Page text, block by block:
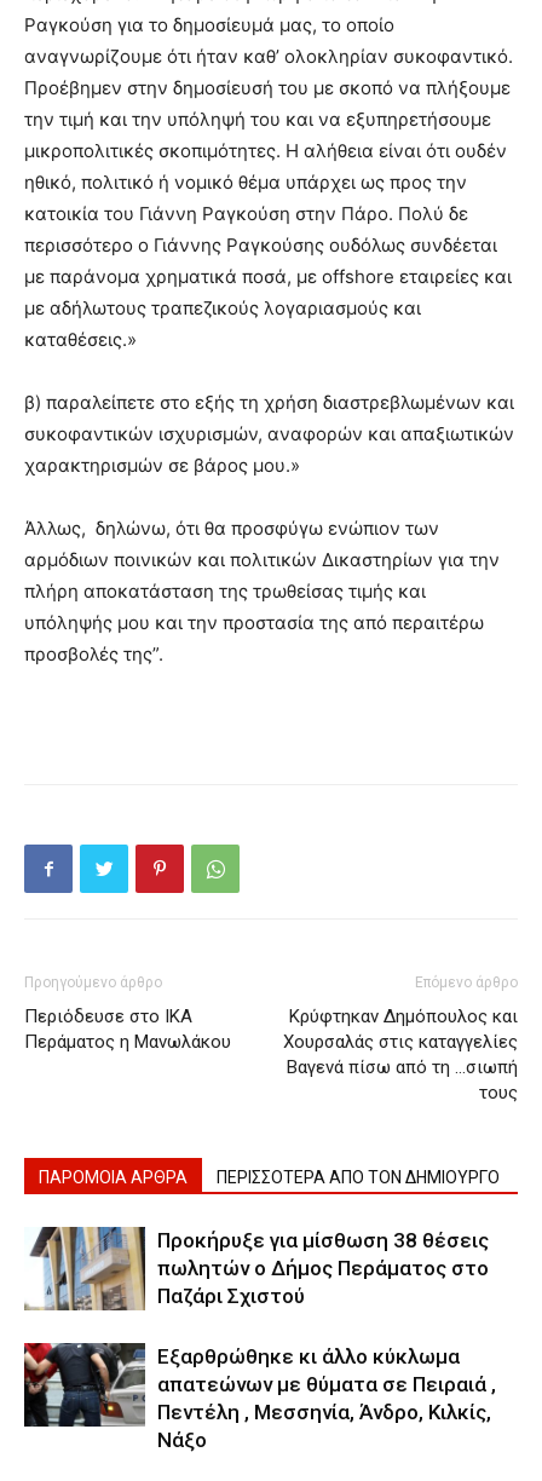
Ραγκούση για το δημοσίευμά μας, το οποίο
αναγνωρίζουμε ότι ήταν καθ’ ολοκληρίαν συκοφαντικό.
Προέβημεν στην δημοσίευσή του με σκοπό να πλήξουμε
την τιμή και την υπόληψή του και να εξυπηρετήσουμε
μικροπολιτικές σκοπιμότητες. Η αλήθεια είναι ότι ουδέν
ηθικό, πολιτικό ή νομικό θέμα υπάρχει ως προς την
κατοικία του Γιάννη Ραγκούση στην Πάρο. Πολύ δε
περισσότερο ο Γιάννης Ραγκούσης ουδόλως συνδέεται
με παράνομα χρηματικά ποσά, με offshore εταιρείες και
με αδήλωτους τραπεζικούς λογαριασμούς και
καταθέσεις.»
β) παραλείπετε στο εξής τη χρήση διαστρεβλωμένων και
συκοφαντικών ισχυρισμών, αναφορών και απαξιωτικών
χαρακτηρισμών σε βάρος μου.»
Άλλως, δηλώνω, ότι θα προσφύγω ενώπιον των
αρμόδιων ποινικών και πολιτικών Δικαστηρίων για την
πλήρη αποκατάσταση της τρωθείσας τιμής και
υπόληψής μου και την προστασία της από περαιτέρω
προσβολές της”.
Προηγούμενο άρθρο
Περιόδευσε στο ΙΚΑ
Περάματος η Μανωλάκου
Επόμενο άρθρο
Κρύφτηκαν Δημόπουλος και
Χουρσαλάς στις καταγγελίες
Βαγενά πίσω από τη …σιωπή
τους
ΠΑΡΟΜΟΙΑ ΑΡΘΡΑ ΠΕΡΙΣΣΟΤΕΡΑ ΑΠΟ ΤΟΝ ΔΗΜΙΟΥΡΓΟ
Προκήρυξε για μίσθωση 38 θέσεις
πωλητών ο Δήμος Περάματος στο
Παζάρι Σχιστού
Εξαρθρώθηκε κι άλλο κύκλωμα
απατεώνων με θύματα σε Πειραιά ,
Πεντέλη , Μεσσηνία, Άνδρο, Κιλκίς,
Νάξο